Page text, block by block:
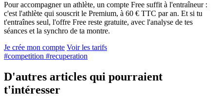
Pour accompagner un athlète, un compte Free suffit à l'entraîneur :
c'est l'athlète qui souscrit le Premium, à 60 € TTC par an. Et si tu
t'entraînes seul, l'offre Free reste gratuite, avec l'analyse de tes
séances et la synchro de ta montre.
Je crée mon compte Voir les tarifs
#competition #recuperation
D'autres articles qui pourraient
t'intéresser